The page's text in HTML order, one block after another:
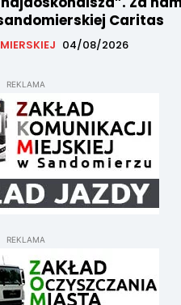
Caritas
04/08/2026
REKLAMA
REKLAMA